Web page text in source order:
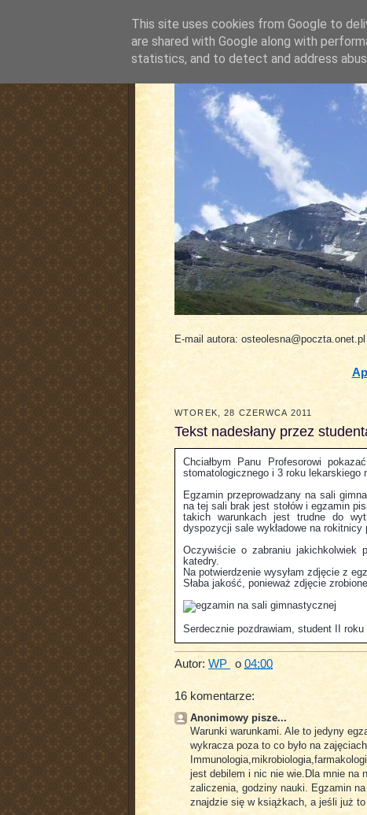
E-mail autora: osteolesna@poczta.onet.pl
WTOREK, 28 CZERWCA 2011
Tekst nadesłany przez
Chciałbym Panu Profesorowi
stomatologicznego i 3 roku lekarskiego
Egzamin przeprowadzany na sali
na tej sali brak jest stołów i egzamin
takich warunkach jest trudne do
dyspozycji sale wykładowe na rokitnicy
Oczywiście o zabraniu jakichkolwiek
katedry.
Na potwierdzenie wysyłam zdjęcie z
Słaba jakość, ponieważ zdjęcie
Serdecznie pozdrawiam, student II roku
Autor: WP o 04:00
16 komentarze:
Anonimowy pisze...
Warunki warunkami. Ale to jedyny
wykracza poza to co było na
jest debilem i nic nie wie.Dla mnie na
zaliczenia, godziny nauki. Egzamin
znajdzie się w książkach, a jeśli już
This site uses cookies from Google to
are shared with Google along with
statistics, and to detect and address